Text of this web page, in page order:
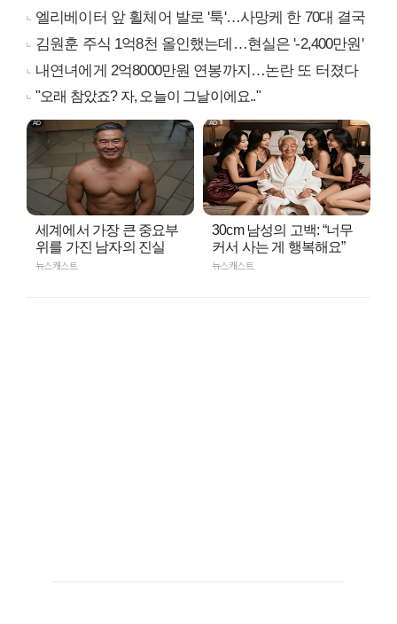
엘리베이터 앞 휠체어 발로 '툭'…사망케 한 70대 결국
김원훈 주식 1억8천 올인했는데…현실은 '-2,400만원'
내연녀에게 2억8000만원 연봉까지…논란 또 터졌다
"오래 참았죠? 자, 오늘이 그날이에요.."
세계에서 가장 큰 중요부
위를 가진 남자의 진실
뉴스캐스트
30cm 남성의 고백: “너무
커서 사는 게 행복해요”
뉴스캐스트